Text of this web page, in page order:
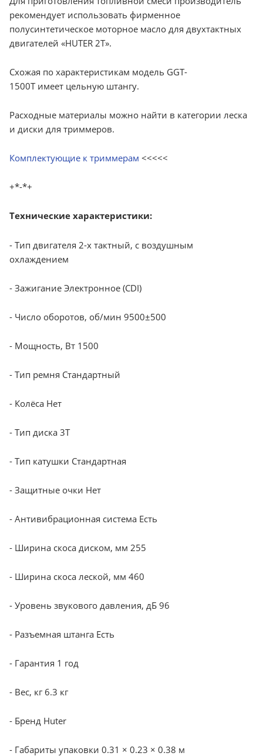
рекомендует использовать фирменное
полусинтетическое моторное масло для двухтактных
двигателей «HUTER 2T».
Схожая по характеристикам модель GGT-
1500T имеет цельную штангу.
Расходные материалы можно найти в категории леска
и диски для триммеров.
Комплектующие к триммерам <<<<<
+*-*+
Технические характеристики:
- Тип двигателя 2-х тактный, с воздушным
охлаждением
- Зажигание Электронное (CDI)
- Число оборотов, об/мин 9500±500
- Мощность, Вт 1500
- Тип ремня Стандартный
- Колёса Нет
- Тип диска 3Т
- Тип катушки Стандартная
- Защитные очки Нет
- Антивибрационная система Есть
- Ширина скоса диском, мм 255
- Ширина скоса леской, мм 460
- Уровень звукового давления, дБ 96
- Разъемная штанга Есть
- Гарантия 1 год
- Вес, кг 6.3 кг
- Бренд Huter
- Габариты упаковки 0.31 × 0.23 × 0.38 м